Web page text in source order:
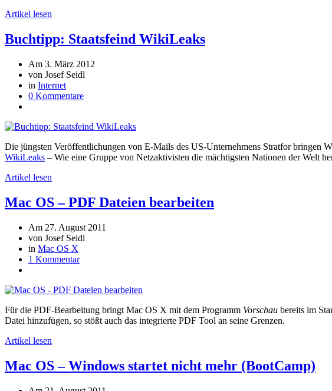
Artikel lesen
Buchtipp: Staatsfeind WikiLeaks
Am 3. März 2012
von Josef Seidl
in Internet
0 Kommentare
Die jüngsten Veröffentlichungen von E-Mails des US-Unternehmens Stratfor bringen
WikiLeaks – Wie eine Gruppe von Netzaktivisten die mächtigsten Nationen der Welt
Artikel lesen
Mac OS – PDF Dateien bearbeiten
Am 27. August 2011
von Josef Seidl
in Mac OS X
1 Kommentar
Für die PDF-Bearbeitung bringt Mac OS X mit dem Programm Vorschau bereits im
Datei hinzufügen, so stößt auch das integrierte PDF Tool an seine Grenzen.
Artikel lesen
Mac OS – Windows startet nicht mehr (BootCamp)